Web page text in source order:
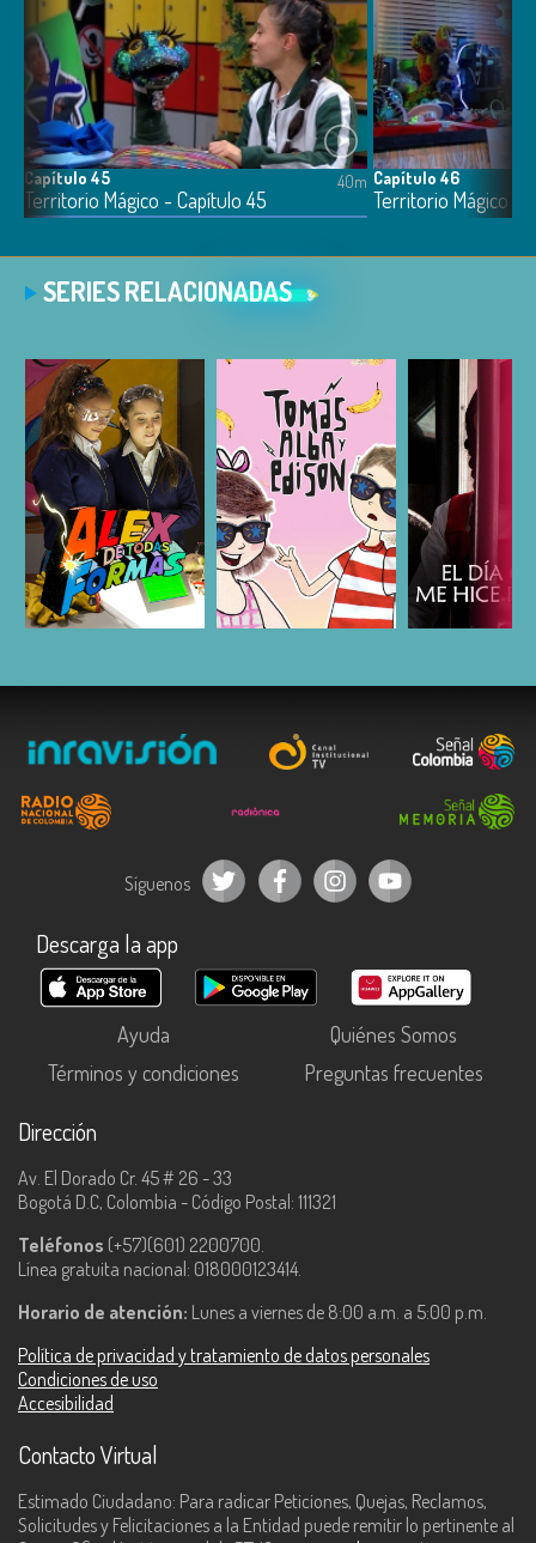
Capítulo 45
Territorio Mágico - Capítulo 45
40m Capítulo 46
Territorio Mágico -
SERIES RELACIONADAS
ESCUCHAR ESCUCHAR
Síguenos
Descarga la app
Ayuda
Quiénes Somos
Términos y condiciones
Preguntas frecuentes
Dirección
Av. El Dorado Cr. 45 # 26 - 33
Bogotá D.C, Colombia - Código Postal: 111321
Teléfonos (+57)(601) 2200700.
Línea gratuita nacional: 018000123414.
Horario de atención: Lunes a viernes de 8:00 a.m. a 5:00 p.m.
Política de privacidad y tratamiento de datos personales
Condiciones de uso
Accesibilidad
Contacto Virtual
Estimado Ciudadano: Para radicar Peticiones, Quejas, Reclamos,
Solicitudes y Felicitaciones a la Entidad puede remitir lo pertinente al